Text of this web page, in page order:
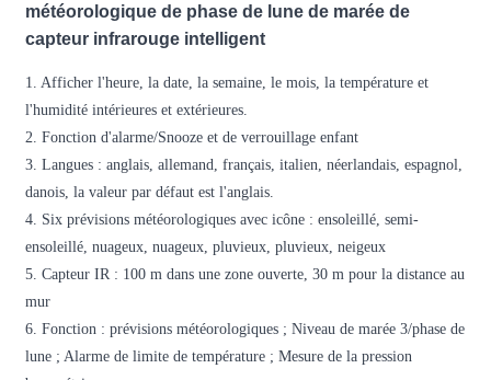
météorologique de phase de lune de marée de
capteur infrarouge intelligent
1. Afficher l'heure, la date, la semaine, le mois, la température et
l'humidité intérieures et extérieures.
2. Fonction d'alarme/Snooze et de verrouillage enfant
3. Langues : anglais, allemand, français, italien, néerlandais, espagnol,
danois, la valeur par défaut est l'anglais.
4. Six prévisions météorologiques avec icône : ensoleillé, semi-
ensoleillé, nuageux, nuageux, pluvieux, pluvieux, neigeux
5. Capteur IR : 100 m dans une zone ouverte, 30 m pour la distance au
mur
6. Fonction : prévisions météorologiques ; Niveau de marée 3/phase de
lune ; Alarme de limite de température ; Mesure de la pression